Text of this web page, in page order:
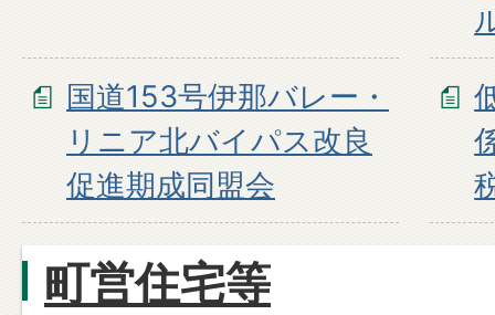
国道153号伊那バレー・
リニア北バイパス改良
促進期成同盟会
町営住宅等